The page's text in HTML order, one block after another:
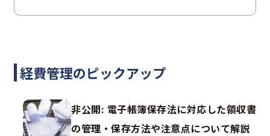
経費管理のピックアップ
非公開: 電子帳簿保存法に対応した領収書
の管理・保存方法や注意点について解説